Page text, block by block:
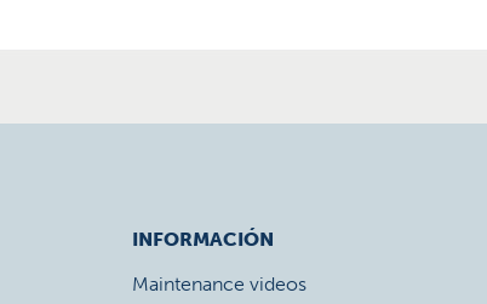
INFORMACIÓN
Maintenance videos